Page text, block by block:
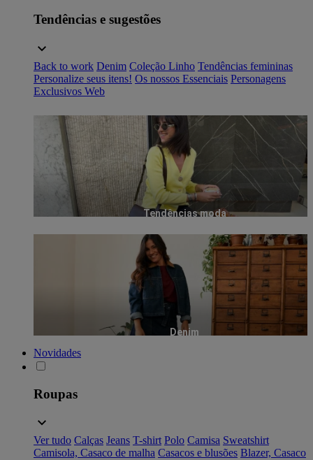
Tendências e sugestões
Back to work Denim Coleção Linho Tendências femininas
Personalize seus itens! Os nossos Essenciais Personagens
Exclusivos Web
Tendências moda
Denim
Novidades
Roupas
Ver tudo Calças Jeans T-shirt Polo Camisa Sweatshirt
Camisola, Casaco de malha Casacos e blusões Blazer, Casaco